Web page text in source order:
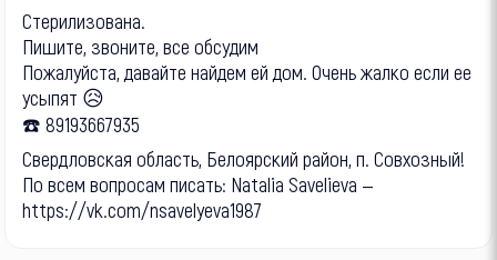
Стерилизована.
Пишите, звоните, все обсудим
Пожалуйста, давайте найдем ей дом. Очень жалко если ее
усыпят 😥
☎️ 89193667935
Свердловская область, Белоярский район, п. Совхозный!
По всем вопросам писать: Natalia Savelieva —
https://vk.com/nsavelyeva1987